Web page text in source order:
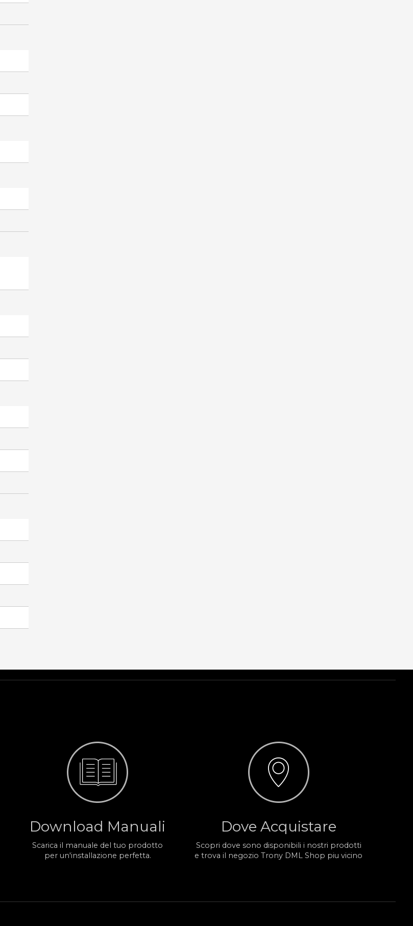
Download Manuali
Scarica il manuale del tuo prodotto
per un'installazione perfetta.
Dove Acquistare
Scopri dove sono disponibili i nostri prodotti
e trova il negozio Trony DML Shop piu vicino